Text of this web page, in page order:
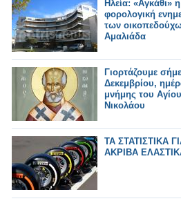
Hλεία: «Αγκάθι» η
φορολογική
των
Αμαλιάδα
Γιορτάζουμε
Δεκεμβρίου,
μνήμης του Αγίου
Νικολάου
ΤΑ ΣΤΑΤΙΣΤΙΚΑ
ΑΚΡΙΒΑ